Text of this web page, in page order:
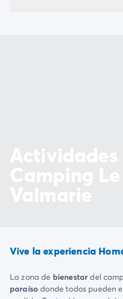
Vive la experiencia
La zona de bienestardel
paraísodonde todos pueden